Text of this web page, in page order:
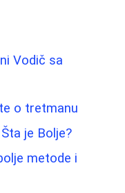
Vodič sa
o tretmanu
je Bolje?
metode i